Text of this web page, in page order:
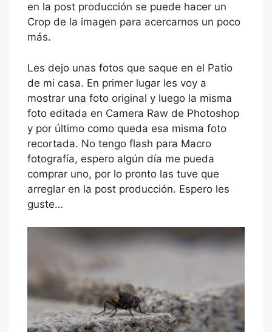
en la post producción se puede hacer un
Crop de la imagen para acercarnos un poco
más.
Les dejo unas fotos que saque en el Patio
de mi casa. En primer lugar les voy a
mostrar una foto original y luego la misma
foto editada en Camera Raw de Photoshop
y por último como queda esa misma foto
recortada. No tengo flash para Macro
fotografía, espero algún día me pueda
comprar uno, por lo pronto las tuve que
arreglar en la post producción. Espero les
guste…